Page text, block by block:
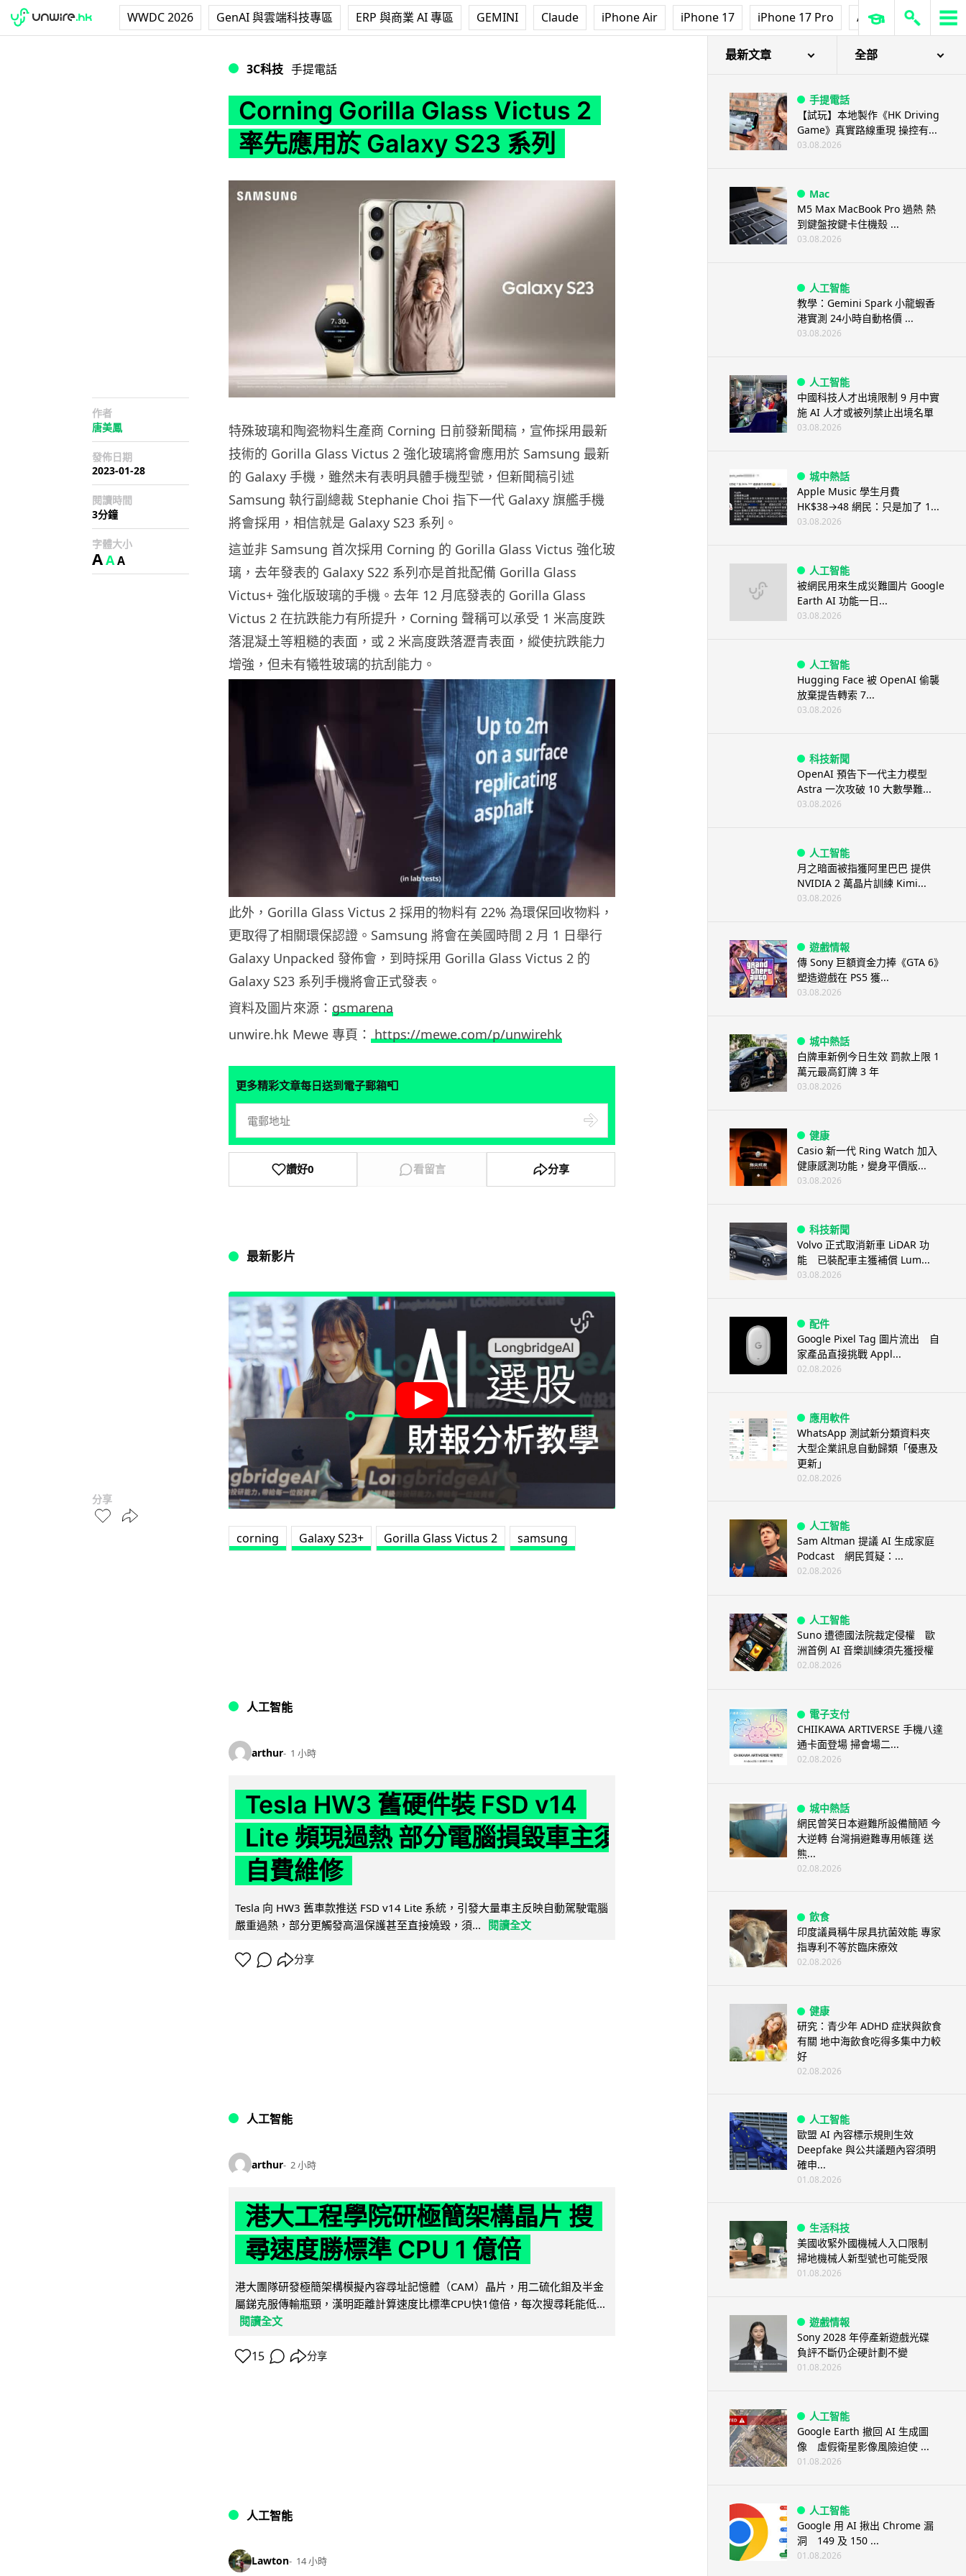
WWDC 2026 GenAI 與雲端科技專區 ERP 與商業 AI 專區 GEMINI Claude iPhone Air iPhone 17 iPhone 17 Pro AirPods Pro 3
3C科技 手提電話
Corning Gorilla Glass Victus 2
率先應用於 Galaxy S23 系列
作者
唐美鳳
發佈日期
2023-01-28
閱讀時間
3分鐘
字體大小
AAA
分享
特殊玻璃和陶瓷物料生產商 Corning 日前發新聞稿，宣佈採用最新
技術的 Gorilla Glass Victus 2 強化玻璃將會應用於 Samsung 最新
的 Galaxy 手機，雖然未有表明具體手機型號，但新聞稿引述
Samsung 執行副總裁 Stephanie Choi 指下一代 Galaxy 旗艦手機
將會採用，相信就是 Galaxy S23 系列。
這並非 Samsung 首次採用 Corning 的 Gorilla Glass Victus 強化玻
璃，去年發表的 Galaxy S22 系列亦是首批配備 Gorilla Glass
Victus+ 強化版玻璃的手機。去年 12 月底發表的 Gorilla Glass
Victus 2 在抗跌能力有所提升，Corning 聲稱可以承受 1 米高度跌
落混凝土等粗糙的表面，或 2 米高度跌落瀝青表面，縱使抗跌能力
增強，但未有犧牲玻璃的抗刮能力。
此外，Gorilla Glass Victus 2 採用的物料有 22% 為環保回收物料，
更取得了相關環保認證。Samsung 將會在美國時間 2 月 1 日舉行
Galaxy Unpacked 發佈會，到時採用 Gorilla Glass Victus 2 的
Galaxy S23 系列手機將會正式發表。
資料及圖片來源： gsmarena
unwire.hk Mewe 專頁： https://mewe.com/p/unwirehk
更多精彩文章每日送到電子郵箱📮
讚好0 看留言 分享
最新影片
corning Galaxy S23+ Gorilla Glass Victus 2 samsung
人工智能
arthur 1 小時
Tesla HW3 舊硬件裝 FSD v14
Lite 頻現過熱 部分電腦損毀車主須
自費維修
Tesla 向 HW3 舊車款推送 FSD v14 Lite 系統，引發大量車主反映自動駕駛電腦
嚴重過熱，部分更觸發高溫保護甚至直接燒毀，須...
閱讀全文
分享
人工智能
arthur 2 小時
港大工程學院研極簡架構晶片 搜
尋速度勝標準 CPU 1 億倍
港大團隊研發極簡架構模擬內容尋址記憶體（CAM）晶片，用二硫化鉬及半金
屬銻克服傳輸瓶頸，漢明距離計算速度比標準CPU快1億倍，每次搜尋耗能低...
閱讀全文
15 分享
人工智能
Lawton 14 小時
最新文章 全部
手提電話
【試玩】本地製作《HK Driving
Game》真實路線重現 操控有...
03.08.2026
Mac
M5 Max MacBook Pro 過熱 熱
到鍵盤按鍵卡住機殼 ...
03.08.2026
人工智能
教學：Gemini Spark 小龍蝦香
港實測 24小時自動格價 ...
03.08.2026
人工智能
中國科技人才出境限制 9 月中實
施 AI 人才或被列禁止出境名單
03.08.2026
城中熱話
Apple Music 學生月費
HK$38→48 網民：只是加了 1...
03.08.2026
人工智能
被網民用來生成災難圖片 Google
Earth AI 功能一日...
03.08.2026
人工智能
Hugging Face 被 OpenAI 偷襲
放棄提告轉索 7...
03.08.2026
科技新聞
OpenAI 預告下一代主力模型
Astra 一次攻破 10 大數學難...
03.08.2026
人工智能
月之暗面被指獲阿里巴巴 提供
NVIDIA 2 萬晶片訓練 Kimi...
03.08.2026
遊戲情報
傳 Sony 巨額資金力捧《GTA 6》
塑造遊戲在 PS5 獲...
03.08.2026
城中熱話
白牌車新例今日生效 罰款上限 1
萬元最高釘牌 3 年
03.08.2026
健康
Casio 新一代 Ring Watch 加入
健康感測功能，變身平價版...
03.08.2026
科技新聞
Volvo 正式取消新車 LiDAR 功
能 已裝配車主獲補償 Lum...
03.08.2026
配件
Google Pixel Tag 圖片流出 自
家產品直接挑戰 Appl...
02.08.2026
應用軟件
WhatsApp 測試新分類資料夾
大型企業訊息自動歸類「優惠及
更新」
02.08.2026
人工智能
Sam Altman 提議 AI 生成家庭
Podcast 網民質疑：...
02.08.2026
人工智能
Suno 遭德國法院裁定侵權 歐
洲首例 AI 音樂訓練須先獲授權
02.08.2026
電子支付
CHIIKAWA ARTIVERSE 手機八達
通卡面登場 掃會場二...
02.08.2026
城中熱話
網民曾笑日本避難所設備簡陋 今
大逆轉 台灣捐避難專用帳篷 送
熊...
02.08.2026
飲食
印度議員稱牛尿具抗菌效能 專家
指專利不等於臨床療效
02.08.2026
健康
研究：青少年 ADHD 症狀與飲食
有關 地中海飲食吃得多集中力較
好
02.08.2026
人工智能
歐盟 AI 內容標示規則生效
Deepfake 與公共議題內容須明
確申...
01.08.2026
生活科技
美國收緊外國機械人入口限制
掃地機械人新型號也可能受限
01.08.2026
遊戲情報
Sony 2028 年停產新遊戲光碟
負評不斷仍企硬計劃不變
01.08.2026
人工智能
Google Earth 撤回 AI 生成圖
像 虛假衛星影像風險迫使 ...
01.08.2026
人工智能
Google 用 AI 揪出 Chrome 漏
洞 149 及 150 ...
01.08.2026